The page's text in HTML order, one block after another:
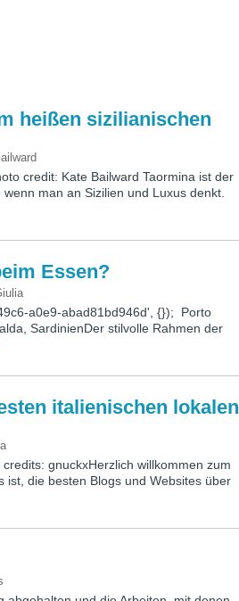
heißen sizilianischen
credit: Kate Bailward Taormina ist der
man an Sizilien und Luxus denkt.
Essen?
a0e9-abad81bd946d', {}); Porto
SardinienDer stilvolle Rahmen der
italienischen lokalen
gnuckxHerzlich willkommen zum
die besten Blogs und Websites über